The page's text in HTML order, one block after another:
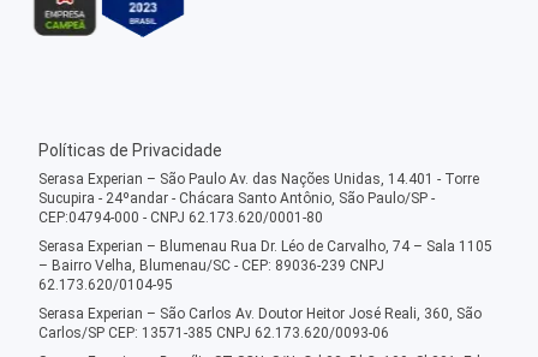
Políticas de Privacidade
Serasa Experian – São Paulo Av. das Nações Unidas, 14.401 - Torre
Sucupira - 24ºandar - Chácara Santo Antônio, São Paulo/SP -
CEP:04794-000 - CNPJ 62.173.620/0001-80
Serasa Experian – Blumenau Rua Dr. Léo de Carvalho, 74 – Sala 1105
– Bairro Velha, Blumenau/SC - CEP: 89036-239 CNPJ
62.173.620/0104-95
Serasa Experian – São Carlos Av. Doutor Heitor José Reali, 360, São
Carlos/SP CEP: 13571-385 CNPJ 62.173.620/0093-06